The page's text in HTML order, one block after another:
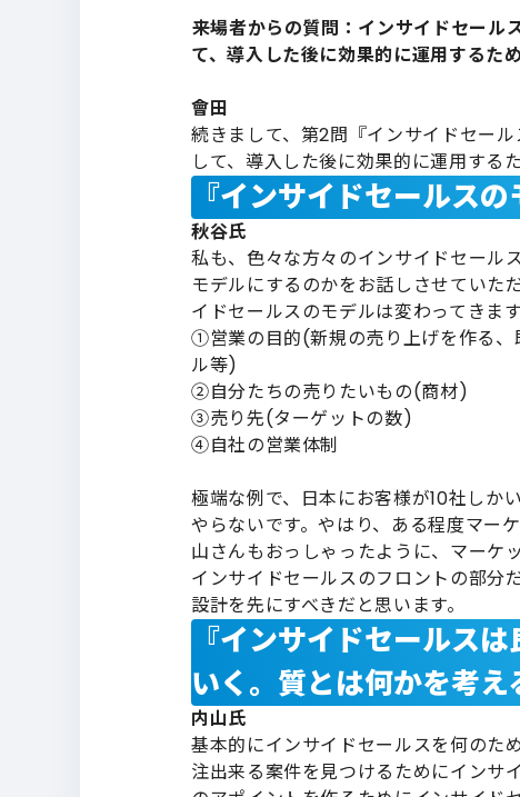
――来場者からの質問：インサイドセー
て、導入した後に効果的に運用するた
會田
続きまして、第2問『インサイドセー
して、導入した後に効果的に運用する
『インサイドセールス
秋谷氏
私も、色々な方々のインサイドセール
モデルにするのかをお話しさせていた
イドセールスのモデルは変わってきます
①営業の目的(新規の売り上げを作る、
ル等)
②自分たちの売りたいもの(商材)
③売り先(ターゲットの数)
④自社の営業体制
極端な例で、日本にお客様が10社しか
やらないです。やはり、ある程度マー
山さんもおっしゃったように、マーケ
インサイドセールスのフロントの部分
設計を先にすべきだと思います。
『インサイドセールス
いく。質とは何かを考え
内山氏
基本的にインサイドセールスを何のた
注出来る案件を見つけるためにインサ